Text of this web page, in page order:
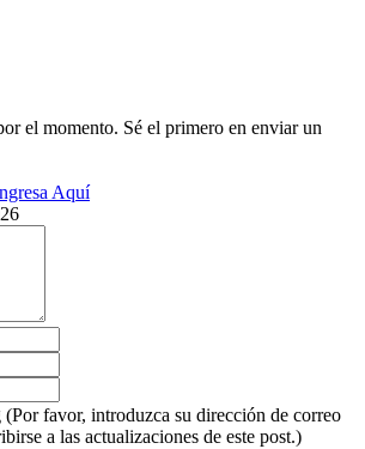
el momento. Sé el primero en enviar un
Aquí
(Por favor, introduzca su dirección de correo
a las actualizaciones de este post.)